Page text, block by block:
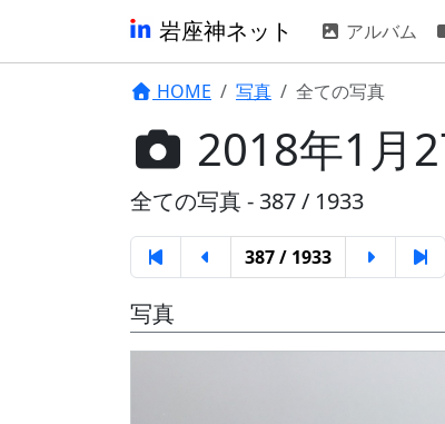
岩座神ネット アルバム
HOME 写真 全ての写真
2018年1月
全ての写真 - 387 / 1933
387 / 1933
写真